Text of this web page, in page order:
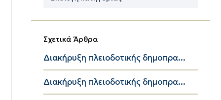
Σχετικά Άρθρα
Διακήρυξη πλειοδοτικής δημοπρα...
Διακήρυξη πλειοδοτικής δημοπρα...